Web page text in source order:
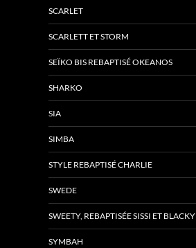
SCARLET
SCARLETT ET STORM
SEÏKO BIS REBAPTISÉ OKEANOS
SHARKO
SIA
SIMBA
STYLE REBAPTISÉ CHARLIE
SWEDE
SWEETY, REBAPTISÉE SISSI ET BLACKY
SYMBAH